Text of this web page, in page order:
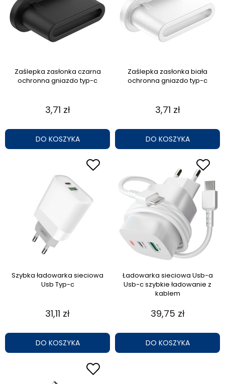
Zaślepka zasłonka czarna
ochronna gniazdo typ-c
3,71 zł
DO KOSZYKA
Zaślepka zasłonka biała
ochronna gniazdo typ-c
3,71 zł
DO KOSZYKA
Szybka ładowarka sieciowa
Usb Typ-c
31,11 zł
DO KOSZYKA
Ładowarka sieciowa Usb-a
Usb-c szybkie ładowanie z
kablem
39,75 zł
DO KOSZYKA